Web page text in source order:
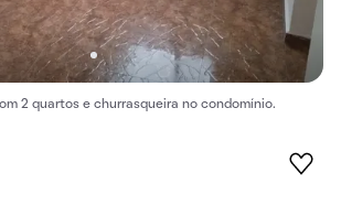
2 quartos e churrasqueira no condomínio.